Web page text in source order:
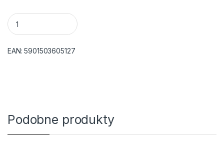
KOPERTY SAMOKLEJĄCE BIAŁE C6 (10SZT) 114X162 quantity
EAN:5901503605127
Podobne produkty